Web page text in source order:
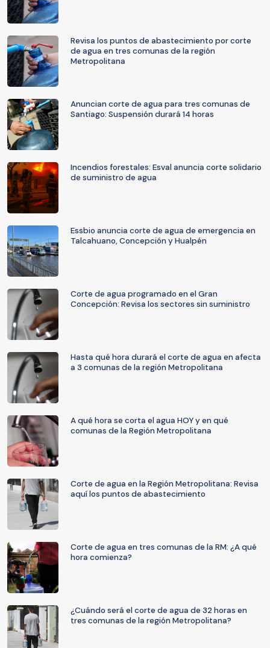
Revisa los puntos de abastecimiento por corte
de agua en tres comunas de la región
Metropolitana
Anuncian corte de agua para tres comunas de
Santiago: Suspensión durará 14 horas
Incendios forestales: Esval anuncia corte solidario
de suministro de agua
Essbio anuncia corte de agua de emergencia en
Talcahuano, Concepción y Hualpén
Corte de agua programado en el Gran
Concepción: Revisa los sectores sin suministro
Hasta qué hora durará el corte de agua en afecta
a 3 comunas de la región Metropolitana
A qué hora se corta el agua HOY y en qué
comunas de la Región Metropolitana
Corte de agua en la Región Metropolitana: Revisa
aquí los puntos de abastecimiento
Corte de agua en tres comunas de la RM: ¿A qué
hora comienza?
¿Cuándo será el corte de agua de 32 horas en
tres comunas de la región Metropolitana?